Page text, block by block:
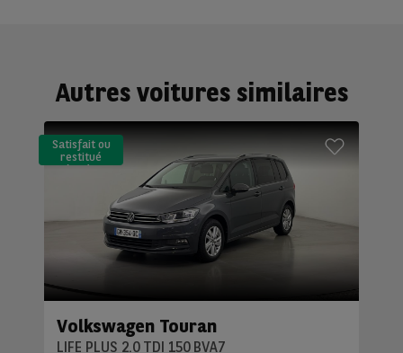
Autres voitures similaires
Satisfait ou
restitué
(LLD)*
Volkswagen Touran
LIFE PLUS 2.0 TDI 150 BVA7